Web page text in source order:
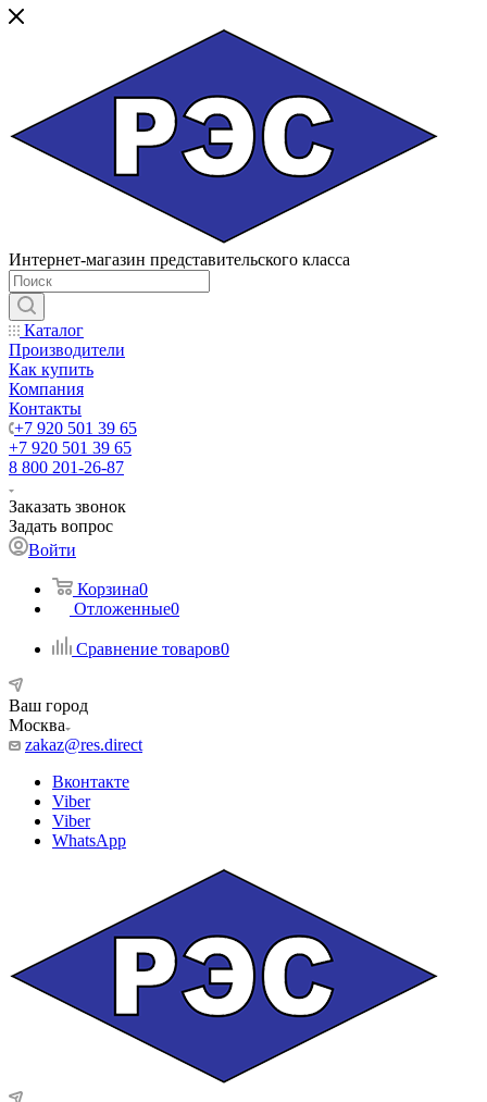
Интернет-магазин представительского класса
Каталог
Производители
Как купить
Компания
Контакты
+7 920 501 39 65
+7 920 501 39 65
8 800 201-26-87
Заказать звонок
Задать вопрос
Войти
Корзина0
Отложенные0
Сравнение товаров0
Ваш город
Москва
zakaz@res.direct
Вконтакте
Viber
Viber
WhatsApp